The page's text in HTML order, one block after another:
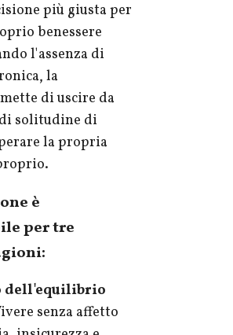
più giusta per
benessere
l'assenza di
la
di uscire da
solitudine di
la propria
è
per tre
dell'equilibrio
senza affetto